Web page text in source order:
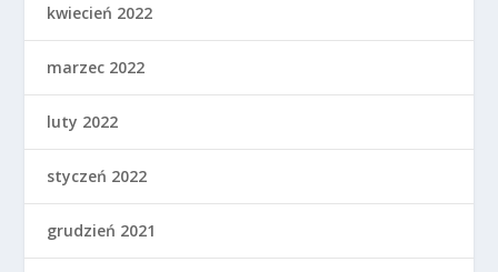
kwiecień 2022
marzec 2022
luty 2022
styczeń 2022
grudzień 2021